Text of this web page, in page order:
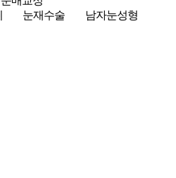
눈재수술 남자눈성형